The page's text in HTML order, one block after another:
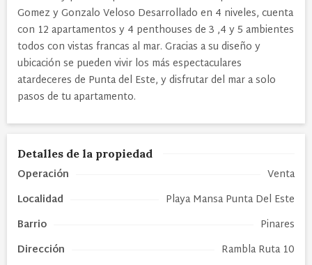
Gomez y Gonzalo Veloso Desarrollado en 4 niveles, cuenta
con 12 apartamentos y 4 penthouses de 3 ,4 y 5 ambientes
todos con vistas francas al mar. Gracias a su diseño y
ubicación se pueden vivir los más espectaculares
atardeceres de Punta del Este, y disfrutar del mar a solo
pasos de tu apartamento.
Detalles de la propiedad
Operación
Venta
Localidad
Playa Mansa Punta Del Este
Barrio
Pinares
Dirección
Rambla Ruta 10